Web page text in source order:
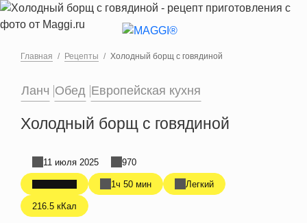
Перейти к основному содержанию
Главная Рецепты Холодный борщ с говядиной
Ланч Обед Европейская кухня
Холодный борщ с говядиной
1ч 50 мин Легкий
216.5 кКал
11 июля 2025 970